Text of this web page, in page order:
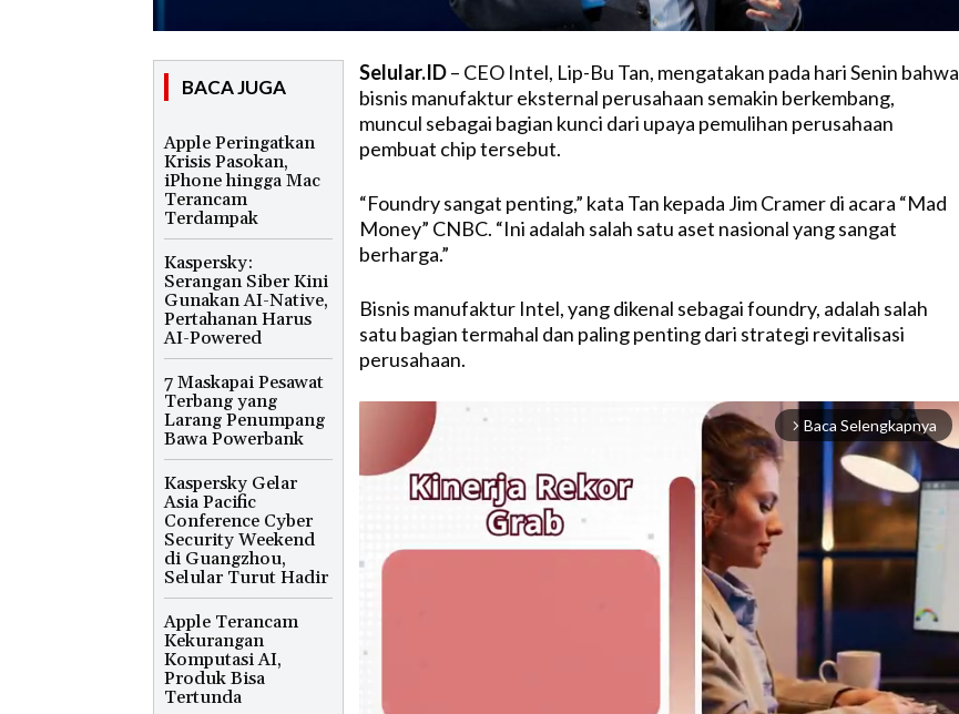
BACA JUGA
Apple Peringatkan
Krisis Pasokan,
iPhone hingga Mac
Terancam
Terdampak
Kaspersky:
Serangan Siber Kini
Gunakan AI-Native,
Pertahanan Harus
AI-Powered
7 Maskapai Pesawat
Terbang yang
Larang Penumpang
Bawa Powerbank
Kaspersky Gelar
Asia Pacific
Conference Cyber
Security Weekend
di Guangzhou,
Selular Turut Hadir
Apple Terancam
Kekurangan
Komputasi AI,
Produk Bisa
Tertunda
Selular.ID– CEO Intel, Lip-Bu Tan, mengatakan pada hari Senin bahwa
bisnis manufaktur eksternal perusahaan semakin berkembang,
muncul sebagai bagian kunci dari upaya pemulihan perusahaan
pembuat chip tersebut.
“Foundry sangat penting,” kata Tan kepada Jim Cramer di acara “Mad
Money” CNBC. “Ini adalah salah satu aset nasional yang sangat
berharga.”
Bisnis manufaktur Intel, yang dikenal sebagai foundry, adalah salah
satu bagian termahal dan paling penting dari strategi revitalisasi
perusahaan.
arrow_forward_ios Baca Selengkapnya